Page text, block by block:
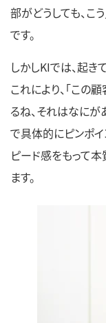
部がどうしても、こ
です。
しかしKIでは、起き
これにより、「この
るね、それはなにが
で具体的にピンポイ
ピード感をもって
ます。